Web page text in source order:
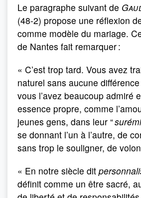
Le paragraphe suivant de
(48-2) propose une réflexion
comme modèle du mariage.
de Nantes fait remarquer :
« C’est trop tard. Vous avez
naturel sans aucune
vous l’avez beaucoup admiré
essence propre, comme
jeunes gens, dans leur “
se donnant l’un à l’autre, de
sans trop le souligner, de
« En notre siècle dit
définit comme un être sacré,